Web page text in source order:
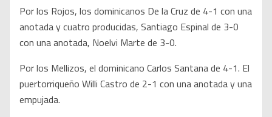
Por los Rojos, los dominicanos De la Cruz de 4-1 con una
anotada y cuatro producidas, Santiago Espinal de 3-0
con una anotada, Noelvi Marte de 3-0.
Por los Mellizos, el dominicano Carlos Santana de 4-1. El
puertorriqueño Willi Castro de 2-1 con una anotada y una
empujada.